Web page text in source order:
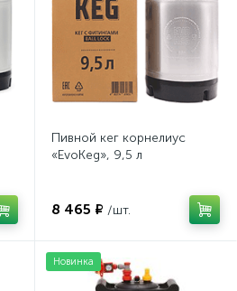
Пивной кег корнелиус
«EvoKeg», 9,5 л
8 465 ₽ /шт.
Новинка